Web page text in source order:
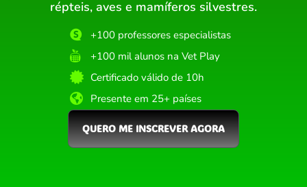
répteis, aves e mamíferos silvestres.
+100 professores especialistas
+100 mil alunos na Vet Play
Certificado válido de 10h
Presente em 25+ países
QUERO ME INSCREVER AGORA